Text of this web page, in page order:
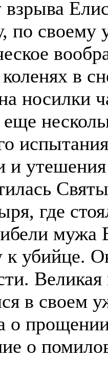
взрыва
по
в
носилки
и
где
мужа
убийце.
в своем
о
о